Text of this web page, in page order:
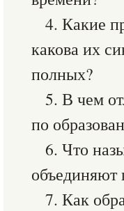
4. Какие
какова их
полных?
5. В чем
по
6. Что
объединяют
7. Как